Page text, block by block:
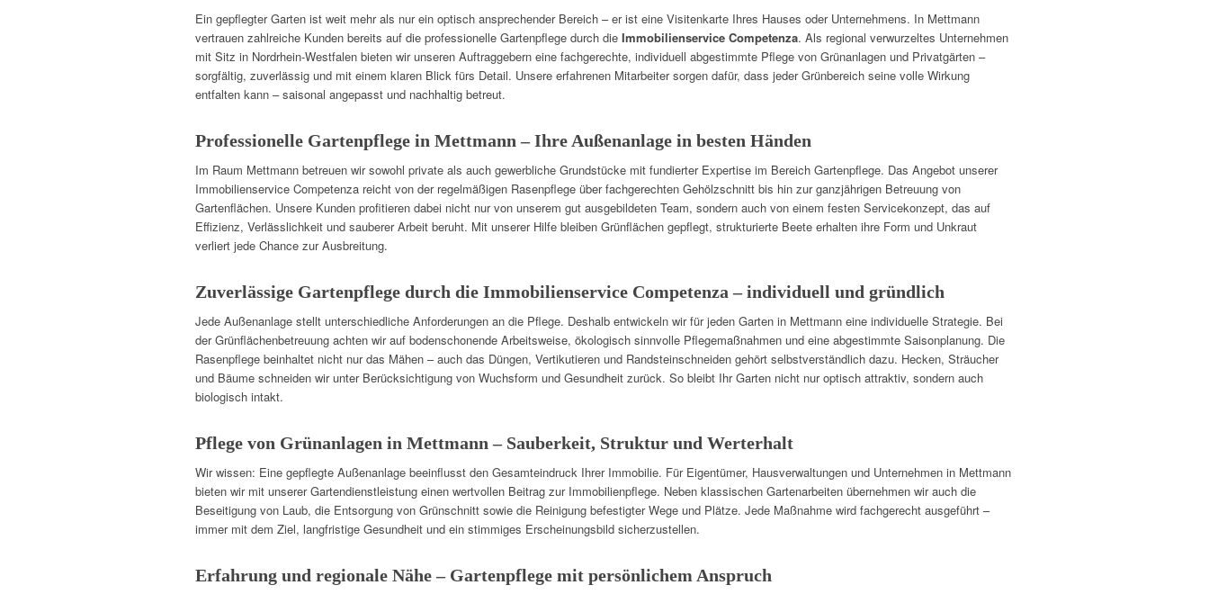
Ein gepflegter Garten ist weit mehr als nur ein optisch ansprechender Bereich – er ist eine Visitenkarte Ihres Hauses oder Unternehmens. In Mettmann
vertrauen zahlreiche Kunden bereits auf die professionelle Gartenpflege durch die Immobilienservice Competenza. Als regional verwurzeltes Unternehmen
mit Sitz in Nordrhein-Westfalen bieten wir unseren Auftraggebern eine fachgerechte, individuell abgestimmte Pflege von Grünanlagen und Privatgärten –
sorgfältig, zuverlässig und mit einem klaren Blick fürs Detail. Unsere erfahrenen Mitarbeiter sorgen dafür, dass jeder Grünbereich seine volle Wirkung
entfalten kann – saisonal angepasst und nachhaltig betreut.
Professionelle Gartenpflege in Mettmann – Ihre Außenanlage in besten Händen
Im Raum Mettmann betreuen wir sowohl private als auch gewerbliche Grundstücke mit fundierter Expertise im Bereich Gartenpflege. Das Angebot unserer
Immobilienservice Competenza reicht von der regelmäßigen Rasenpflege über fachgerechten Gehölzschnitt bis hin zur ganzjährigen Betreuung von
Gartenflächen. Unsere Kunden profitieren dabei nicht nur von unserem gut ausgebildeten Team, sondern auch von einem festen Servicekonzept, das auf
Effizienz, Verlässlichkeit und sauberer Arbeit beruht. Mit unserer Hilfe bleiben Grünflächen gepflegt, strukturierte Beete erhalten ihre Form und Unkraut
verliert jede Chance zur Ausbreitung.
Zuverlässige Gartenpflege durch die Immobilienservice Competenza – individuell und gründlich
Jede Außenanlage stellt unterschiedliche Anforderungen an die Pflege. Deshalb entwickeln wir für jeden Garten in Mettmann eine individuelle Strategie. Bei
der Grünflächenbetreuung achten wir auf bodenschonende Arbeitsweise, ökologisch sinnvolle Pflegemaßnahmen und eine abgestimmte Saisonplanung. Die
Rasenpflege beinhaltet nicht nur das Mähen – auch das Düngen, Vertikutieren und Randsteinschneiden gehört selbstverständlich dazu. Hecken, Sträucher
und Bäume schneiden wir unter Berücksichtigung von Wuchsform und Gesundheit zurück. So bleibt Ihr Garten nicht nur optisch attraktiv, sondern auch
biologisch intakt.
Pflege von Grünanlagen in Mettmann – Sauberkeit, Struktur und Werterhalt
Wir wissen: Eine gepflegte Außenanlage beeinflusst den Gesamteindruck Ihrer Immobilie. Für Eigentümer, Hausverwaltungen und Unternehmen in Mettmann
bieten wir mit unserer Gartendienstleistung einen wertvollen Beitrag zur Immobilienpflege. Neben klassischen Gartenarbeiten übernehmen wir auch die
Beseitigung von Laub, die Entsorgung von Grünschnitt sowie die Reinigung befestigter Wege und Plätze. Jede Maßnahme wird fachgerecht ausgeführt –
immer mit dem Ziel, langfristige Gesundheit und ein stimmiges Erscheinungsbild sicherzustellen.
Erfahrung und regionale Nähe – Gartenpflege mit persönlichem Anspruch